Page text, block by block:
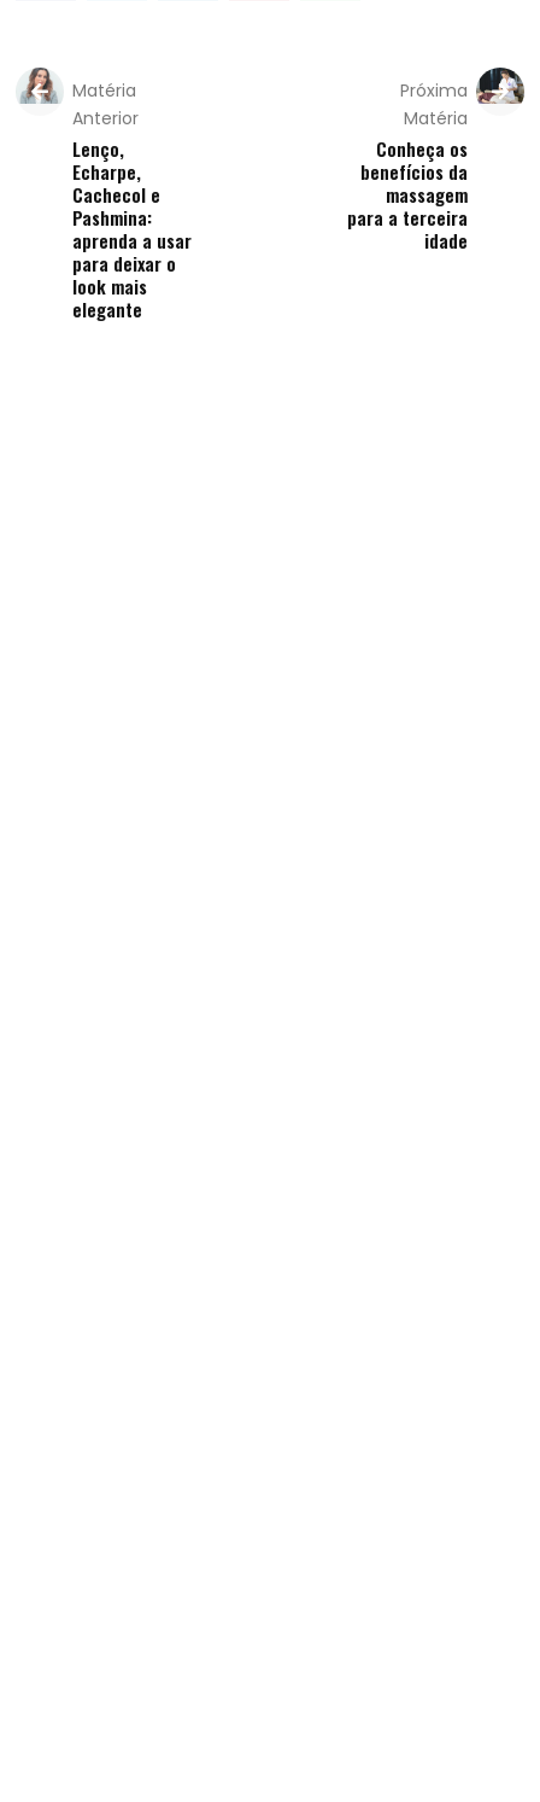
Matéria
Anterior
Lenço,
Echarpe,
Cachecol e
Pashmina:
aprenda a usar
para deixar o
look mais
elegante
Próxima
Matéria
Conheça os
benefícios da
massagem
para a terceira
idade